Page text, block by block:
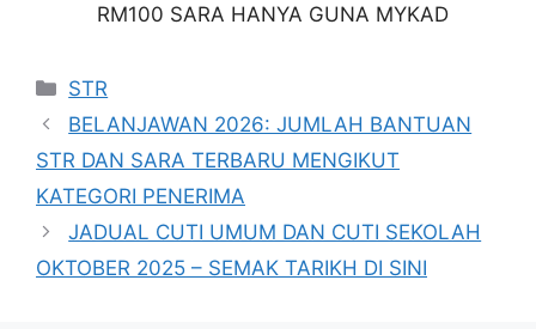
RM100 SARA HANYA GUNA MYKAD
Categories
STR
BELANJAWAN 2026: JUMLAH BANTUAN
STR DAN SARA TERBARU MENGIKUT
KATEGORI PENERIMA
JADUAL CUTI UMUM DAN CUTI SEKOLAH
OKTOBER 2025 – SEMAK TARIKH DI SINI